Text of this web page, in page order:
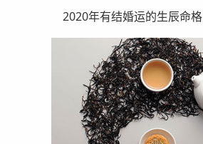
2020年有结婚运的生辰命格